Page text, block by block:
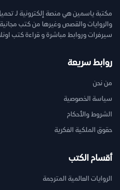
مكتبة ياسمين هي منصة إلكترونية لـ
سيرفرات وروابط مباشرة و قراءة كتب
روابط سريعة
من نحن
سياسة الخصوصية
الشروط والأحكام
حقوق الملكية الفكرية
أقسام الكتب
الروايات العالمية المترجمة